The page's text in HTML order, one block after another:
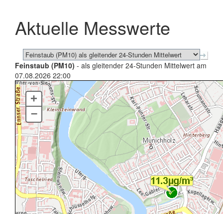
schließen
Aktuelle Messwerte
Feinstaub (PM10) - als gleitender 24-Stunden Mittelwert am
07.08.2026 22:00
+
–